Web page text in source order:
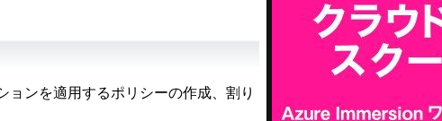
ンを適用するポリシーの作成、割り